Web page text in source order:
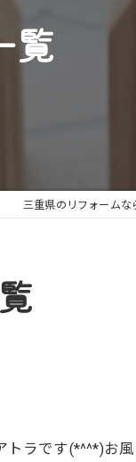
覧
三重県のリフォームな
ラです(*^^*)お